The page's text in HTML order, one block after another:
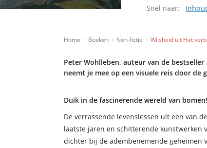
Snel naar:
Home Boeken Non-fictie Wijsheid uit Het
Peter Wohlleben, auteur van de bestseller
neemt je mee op een visuele reis door de
Duik in de fascinerende wereld van bomen!
De verrassende levenslessen uit een van
laatste jaren en schitterende kunstwerken
dichter bij de adembenemende geheimen